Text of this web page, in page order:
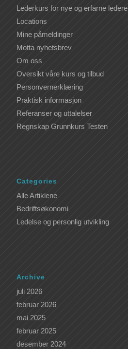
Lederkurs for nye og erfarne ledere
Locations
Mine påmeldinger
Motta nyhetsbrev
Om oss
Oversikt våre kurs og tilbud
Personvernerklæring
Praktisk informasjon
Referanser og uttalelser
Regnskap Grunnkurs Testen
Categories
Alle Artiklene
Bedriftsøkonomi
Ledelse og personlig utvikling
Archive
juli 2026
februar 2026
mai 2025
februar 2025
desember 2024